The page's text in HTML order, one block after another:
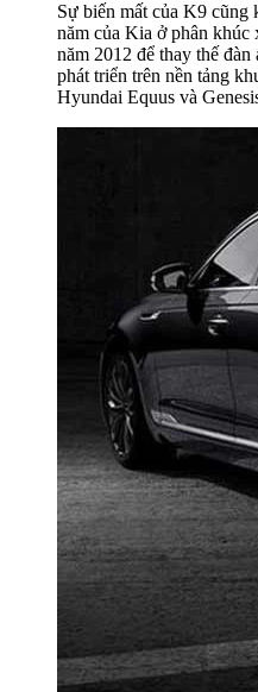
Sự biến mất của K9 cũng
năm của Kia ở phân khúc
năm 2012 để thay thế
phát triển trên nền tảng
Hyundai Equus và